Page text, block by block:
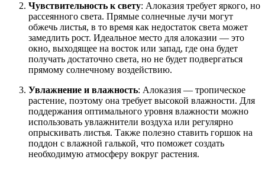
Чувствительность к свету: Алоказия требует яркого, но
рассеянного света. Прямые солнечные лучи могут
обжечь листья, в то время как недостаток света может
замедлить рост. Идеальное место для алоказии — это
окно, выходящее на восток или запад, где она будет
получать достаточно света, но не будет подвергаться
прямому солнечному воздействию.
Увлажнение и влажность: Алоказия — тропическое
растение, поэтому она требует высокой влажности. Для
поддержания оптимального уровня влажности можно
использовать увлажнители воздуха или регулярно
опрыскивать листья. Также полезно ставить горшок на
поддон с влажной галькой, что поможет создать
необходимую атмосферу вокруг растения.